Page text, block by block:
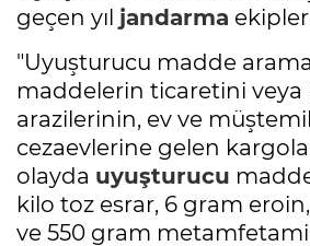
geçen yıl jandarma
"Uyuşturucu madde
maddelerin ticaretini veya
arazilerinin, ev ve
cezaevlerine gelen
olayda uyuşturucu
kilo toz esrar, 6 gram
ve 550 gram